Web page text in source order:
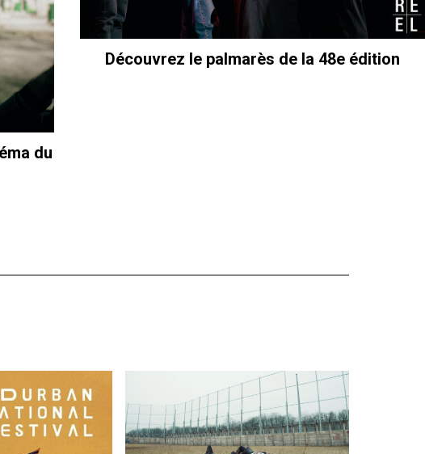
du
Découvrez le palmarès de la 48e édition